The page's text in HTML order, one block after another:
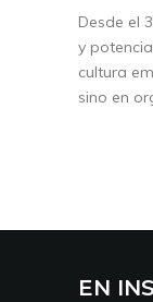
Desde el
y
cultura
sino en
EN